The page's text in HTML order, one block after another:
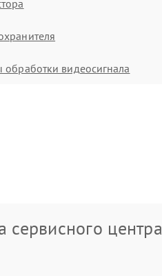
обработки видеосигнала
сервисного центра